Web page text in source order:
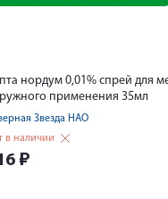
нордум 0,01% спрей для
применения 35мл
Звезда НАО
в наличии
₽